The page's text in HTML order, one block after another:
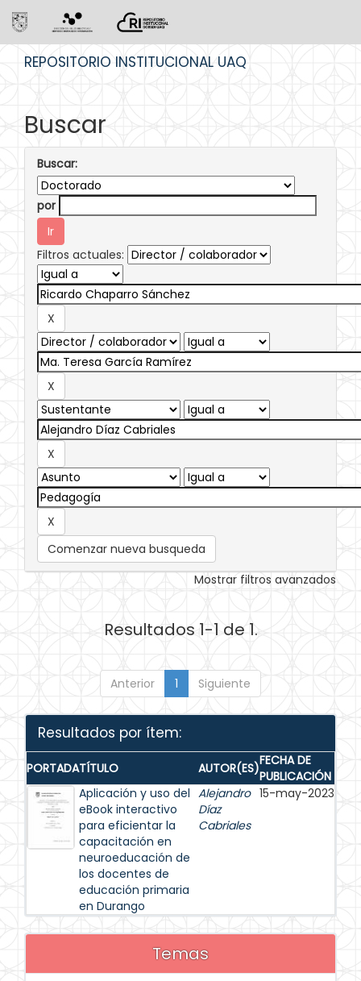
REPOSITORIO INSTITUCIONAL UAQ
Buscar
Buscar:
por
Filtros actuales:
Comenzar nueva busqueda
Mostrar filtros avanzados
Resultados 1-1 de 1.
Anterior 1 Siguiente
Resultados por ítem:
PORTADATÍTULO AUTOR(ES)FECHA DE
PUBLICACIÓN
Aplicación y uso del
eBook interactivo
para eficientar la
capacitación en
neuroeducación de
los docentes de
educación primaria
en Durango
Alejandro
Díaz
Cabriales
15-may-2023
Temas